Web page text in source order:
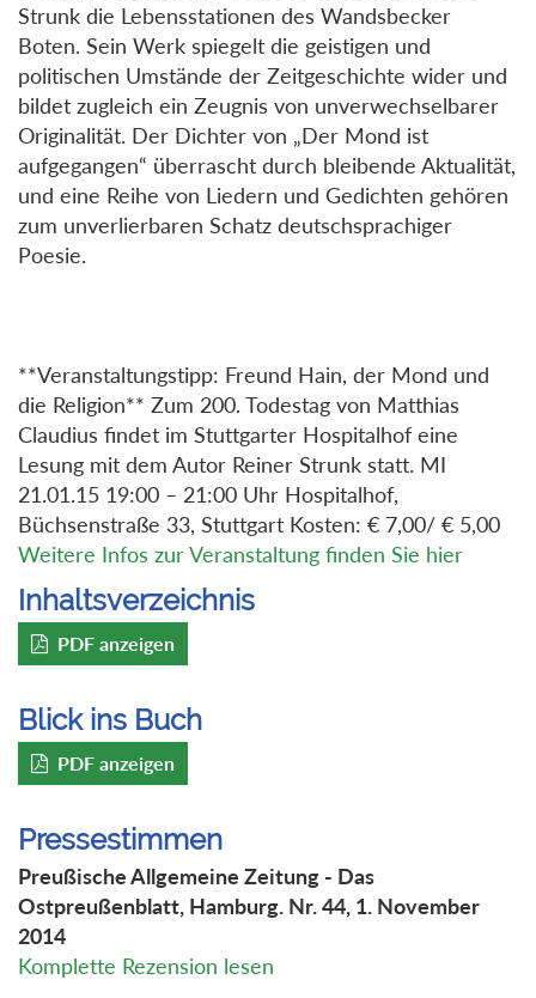
Strunk die Lebensstationen des Wandsbecker
Boten. Sein Werk spiegelt die geistigen und
politischen Umstände der Zeitgeschichte wider und
bildet zugleich ein Zeugnis von unverwechselbarer
Originalität. Der Dichter von „Der Mond ist
aufgegangen“ überrascht durch bleibende Aktualität,
und eine Reihe von Liedern und Gedichten gehören
zum unverlierbaren Schatz deutschsprachiger
Poesie.
**Veranstaltungstipp: Freund Hain, der Mond und
die Religion** Zum 200. Todestag von Matthias
Claudius findet im Stuttgarter Hospitalhof eine
Lesung mit dem Autor Reiner Strunk statt. MI
21.01.15 19:00 – 21:00 Uhr Hospitalhof,
Büchsenstraße 33, Stuttgart Kosten: € 7,00/ € 5,00
Weitere Infos zur Veranstaltung finden Sie hier
Inhaltsverzeichnis
PDF anzeigen
Blick ins Buch
PDF anzeigen
Pressestimmen
Preußische Allgemeine Zeitung - Das
Ostpreußenblatt, Hamburg. Nr. 44, 1. November
2014
Komplette Rezension lesen